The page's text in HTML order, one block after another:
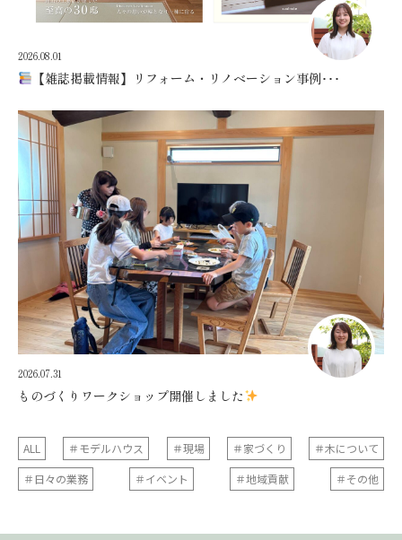
2026.08.01
【雑誌掲載情報】リフォーム・リノベーション事例･･･
2026.07.31
ものづくりワークショップ開催しました
ALL ＃モデルハウス ＃現場 ＃家づくり
＃木について
＃日々の業務
＃イベント ＃地域貢献 ＃その他